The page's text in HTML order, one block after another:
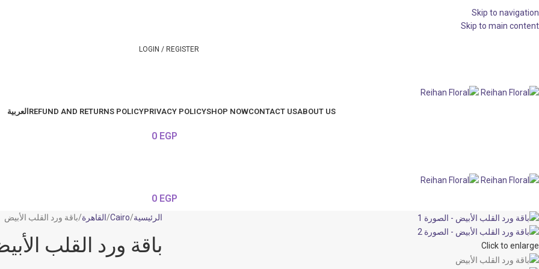
Skip to navigation
Skip to main content
LOGIN / REGISTER
ABOUT US
CONTACT US
SHOP NOW
PRIVACY POLICY
REFUND AND RETURNS POLICY العربية
0 EGP
0 EGP
Click to enlarge
الرئيسية Cairo القاهرة باقة ورد القلب الأبيض
باقة ورد القلب